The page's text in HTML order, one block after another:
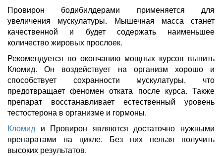
Провирон бодибилдерами применяется для
увеличения мускулатуры. Мышечная масса станет
качественной и будет содержать наименьшее
количество жировых прослоек.
Рекомендуется по окончанию мощных курсов выпить
Кломид. Он воздействует на организм хорошо и
способствует сохранности мускулатуры, что
предотвращает феномен отката после курса. Также
препарат восстанавливает естественный уровень
тестостерона в организме и гормоны.
Кломид и Провирон являются достаточно нужными
препаратами на цикле. Без них нельзя получить
высоких результатов.